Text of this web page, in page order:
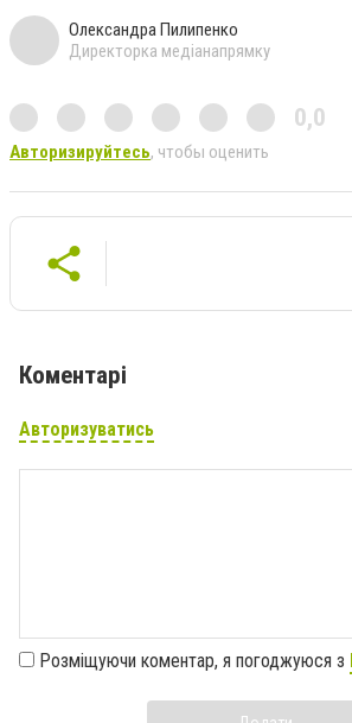
Олександра Пилипенко
Директорка медіанапрямку
0,0
Авторизируйтесь, чтобы оценить
Коментарі
Авторизуватись
Розміщуючи коментар, я погоджуюся з